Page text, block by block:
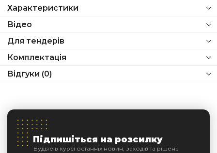
Характеристики
Відео
Для тендерів
Комплектація
Відгуки (0)
Підпишіться на розсилку
Будьте в курсі останніх новин, заходів та рішень